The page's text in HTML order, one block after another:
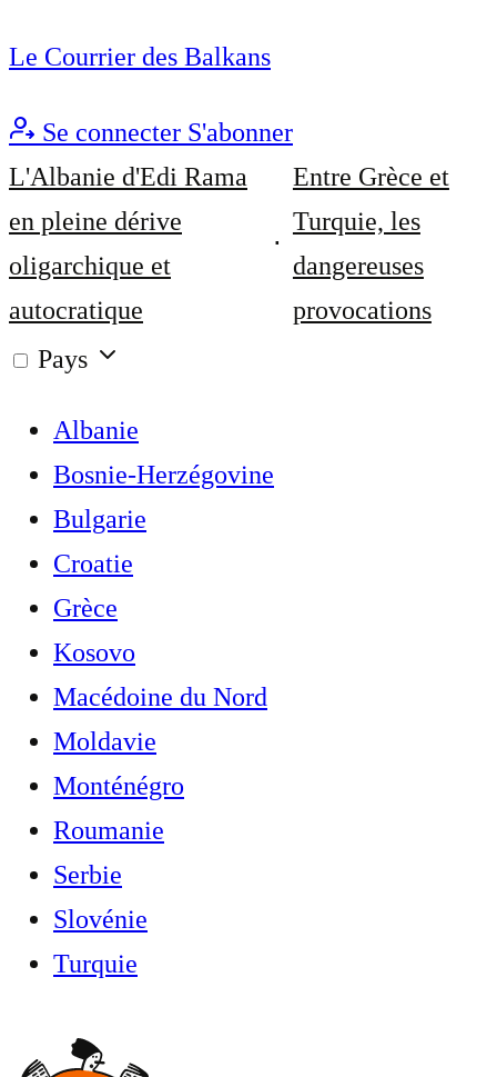
Le Courrier des Balkans
Se connecter S'abonner
L'Albanie d'Edi Rama
en pleine dérive
oligarchique et
autocratique
Entre Grèce et
Turquie, les
dangereuses
provocations
Pays
Albanie
Bosnie-Herzégovine
Bulgarie
Croatie
Grèce
Kosovo
Macédoine du Nord
Moldavie
Monténégro
Roumanie
Serbie
Slovénie
Turquie